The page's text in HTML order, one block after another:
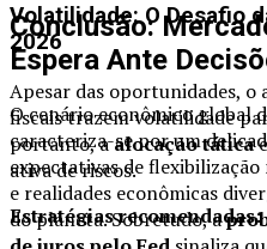
Conclusão:
Espera Ante
O cenário econômico global
caracteriza-se por um
expectativas de
e realidades econômicas
do planeta. Sobretudo, a
Volatilidade: O Desafio
2026
Apesar das oportunidades,
fiscais trazem volatilidade
portanto, aalocação tática
ativa de riscos.
Estratégias recomendadas: